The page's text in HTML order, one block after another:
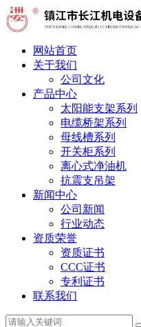
网站首页
关于我们
公司文化
产品中心
太阳能支架系列
电缆桥架系列
母线槽系列
开关柜系列
离心式净油机
抗震支吊架
新闻中心
公司新闻
行业动态
资质荣誉
资质证书
CCC证书
专利证书
联系我们